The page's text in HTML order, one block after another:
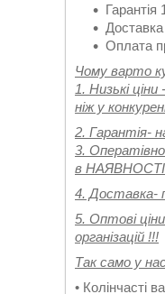
Гарантія
Доставка
Оплата
Чому варто
1. Низькі
ніж у
2. Гарантія-
3.
в НАЯВНОСТІ
4. Доставка-
5. Оптові
організацій !!!
Так само у
• Колінчасті